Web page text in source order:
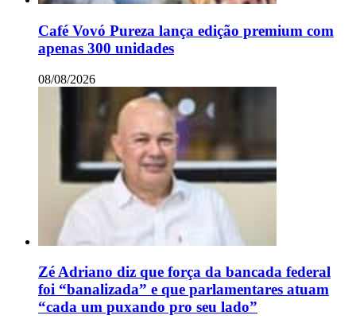
Café Vovó Pureza lança edição premium com
apenas 300 unidades
08/08/2026
Zé Adriano diz que força da bancada federal
foi “banalizada” e que parlamentares atuam
“cada um puxando pro seu lado”